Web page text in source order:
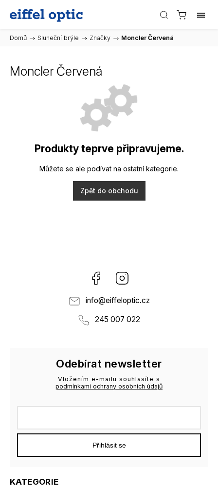
Domů / Sluneční brýle / Značky / Moncler Červená
Moncler Červená
Produkty teprve připravujeme.
Můžete se ale podívat na ostatní kategorie.
Zpět do obchodu
Facebook
info@eiffeloptic.cz
245 007 022
KATEGORIE
Odebírat newsletter
Vložením e-mailu souhlasíte s
podmínkami ochrany osobních údajů
Přihlásit se